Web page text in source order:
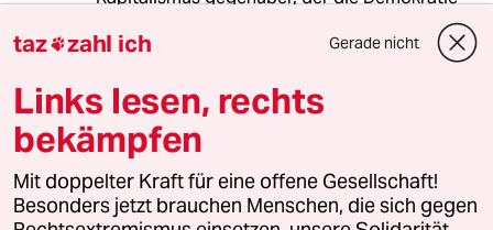
als ,,Schmierfett" benutzt) haben aber selbst
die ,,historischen Avantgarden" nicht verdient
radikale Individualität als Grundlage wahrer
Kollektivität und hedonistischer
Lebensweisen"), auch wenn sie nach der Phase
der Subversivität immer vom kapitalistischen
System aufgesogen und zum Mainstream
gemacht wurden.
taz zahl ich Gerade nicht
Links lesen, rechts
bekämpfen
Mit doppelter Kraft für eine offene Gesellschaft!
Besonders jetzt brauchen Menschen, die sich gegen